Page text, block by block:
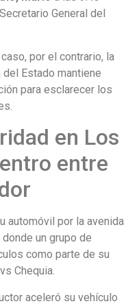
General del
por el contrario, la
Estado mantiene
para esclarecer los
en Los
entre
automóvil por la avenida
un grupo de
como parte de su
Chequia.
aceleró su vehículo